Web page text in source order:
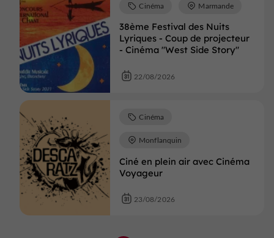
38ème Festival des Nuits
Lyriques - Coup de projecteur
- Cinéma "West Side Story"
Cinéma Marmande
22/08/2026
Ciné en plein air avec Cinéma
Voyageur
Cinéma
Monflanquin
23/08/2026